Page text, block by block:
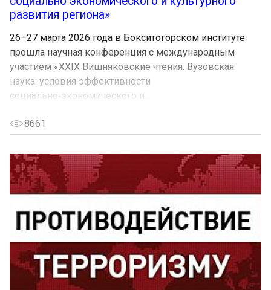
развития региона»
26–27 марта 2026 года в Бокситогорском институте
прошла научная конференция с международным
участием «XXIX Вишняковские чтения: Вузовская
наука: условия эффективности
социально‑экономического и...
8661